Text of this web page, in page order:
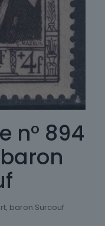
n° 894
baron Surcouf